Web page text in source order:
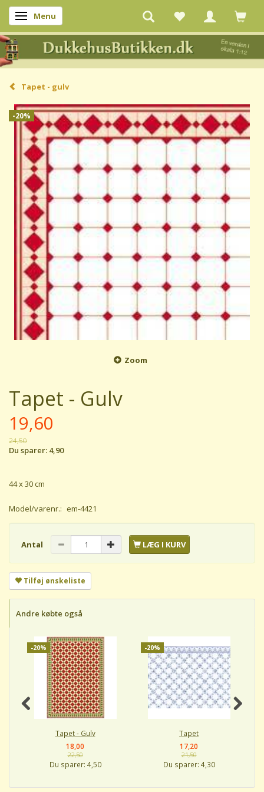
Skifte navigation
Menu
Tapet - gulv
-20%
Zoom
Tapet - Gulv
19,60
24,50
Du sparer: 4,90
44 x 30 cm
Model/varenr.: em-4421
Antal LÆG I KURV
Tilføj ønskeliste
Andre købte også
-20%
Tapet - Gulv
18,00
22,50
Du sparer: 4,50
-20%
Tapet
17,20
21,50
Du sparer: 4,30